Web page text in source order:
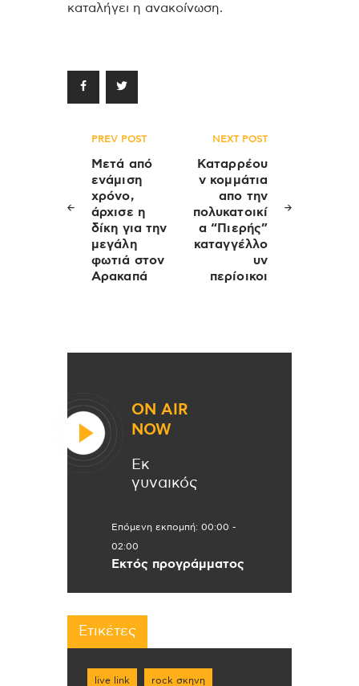
καταλήγει η ανακοίνωση.
Πλοήγηση
άρθρων
PREV POST
Μετά από
ενάμιση
χρόνο,
άρχισε η
δίκη για την
μεγάλη
φωτιά στον
Αρακαπά
NEXT POST
Καταρρέου
ν κομμάτια
απο την
πολυκατοικί
α “Πιερής”
καταγγέλλο
υν
περίοικοι
ON AIR
NOW
Εκ
γυναικός
Επόμενη εκπομπή: 00:00 -
02:00
Εκτός προγράμματος
Ετικέτες
live link rock σκηνη